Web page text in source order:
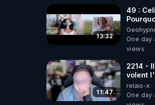
13:32
49 :
ces
Enquête
hypnose
One day
views
11:47
2214 -
volent
relais-x
One day